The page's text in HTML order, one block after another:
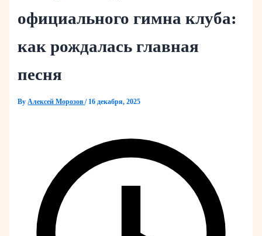
официального гимна клуба:
как рождалась главная
песня
ByАлексей Морозов/ 16 декабря, 2025